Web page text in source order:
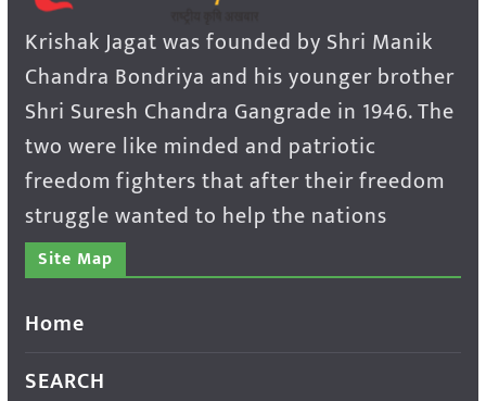
Krishak Jagat was founded by Shri Manik
Chandra Bondriya and his younger brother
Shri Suresh Chandra Gangrade in 1946. The
two were like minded and patriotic
freedom fighters that after their freedom
struggle wanted to help the nations
Site Map
Home
SEARCH